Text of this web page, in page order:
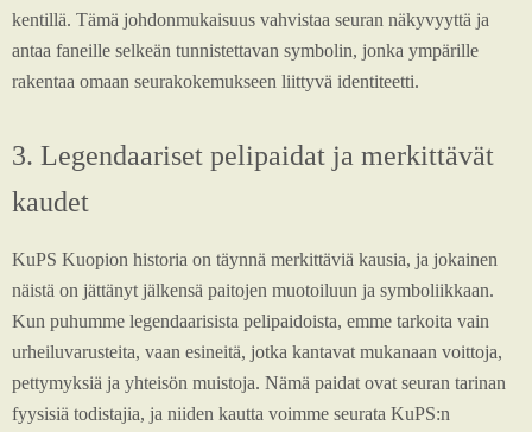
kentillä. Tämä johdonmukaisuus vahvistaa seuran näkyvyyttä ja
antaa faneille selkeän tunnistettavan symbolin, jonka ympärille
rakentaa omaan seurakokemukseen liittyvä identiteetti.
3. Legendaariset pelipaidat ja merkittävät
kaudet
KuPS Kuopion historia on täynnä merkittäviä kausia, ja jokainen
näistä on jättänyt jälkensä paitojen muotoiluun ja symboliikkaan.
Kun puhumme legendaarisista pelipaidoista, emme tarkoita vain
urheiluvarusteita, vaan esineitä, jotka kantavat mukanaan voittoja,
pettymyksiä ja yhteisön muistoja. Nämä paidat ovat seuran tarinan
fyysisiä todistajia, ja niiden kautta voimme seurata KuPS:n